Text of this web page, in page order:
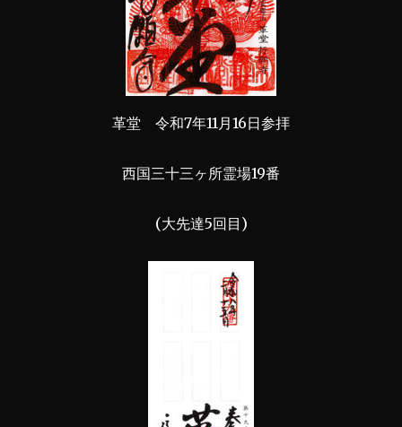
革堂 令和7年11月16日参拝
西国三十三ヶ所霊場19番
(大先達5回目)